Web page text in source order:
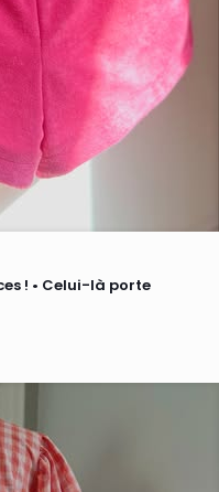
! • Celui-là porte